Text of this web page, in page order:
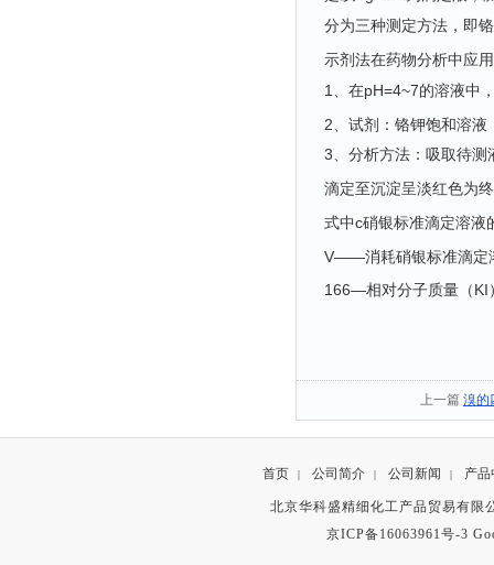
分为三种测定方法，即
示剂法在药物分析中应
1、在pH=4~7的溶液中
2、试剂：铬钾饱和溶
3、分析方法：吸取待
滴定至沉淀呈淡红色为
式中c硝银标准滴定溶液
V——消耗硝银标准滴定
166—相对分子质量（KI
上一篇 溴的
首页 | 公司简介 | 公司新闻 | 产品
北京华科盛精细化工产品贸易有限
京ICP备16063961号-3